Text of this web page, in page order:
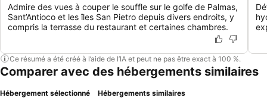
Admire des vues à couper le souffle sur le golfe de Palmas,
Sant’Antioco et les îles San Pietro depuis divers endroits, y
compris la terrasse du restaurant et certaines chambres.
Ce résumé a été créé à l’aide de l’IA et peut ne pas être exact à 100 %.
Comparer avec des hébergements similaires
Hébergement sélectionné Hébergements similaires